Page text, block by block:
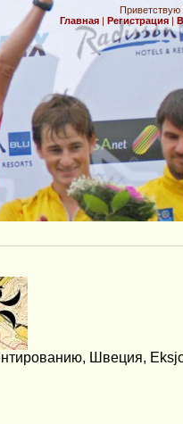
Приветствую
Главная | Регистрация |
Швеция,